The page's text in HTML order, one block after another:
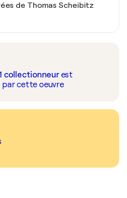
de Thomas Scheibitz
1 collectionneur est
cette oeuvre